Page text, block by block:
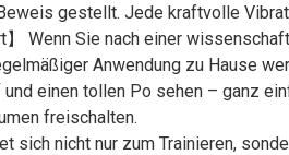
gestellt. Jede kraftvolle
Wenn Sie nach einer
Anwendung zu Hause
einen tollen Po sehen – ganz
freischalten.
sich nicht nur zum Trainieren,